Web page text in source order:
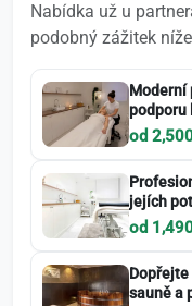
Nabídka už u
podobný zážitek
Moderní
podporu
od
jejích
od
sauně a